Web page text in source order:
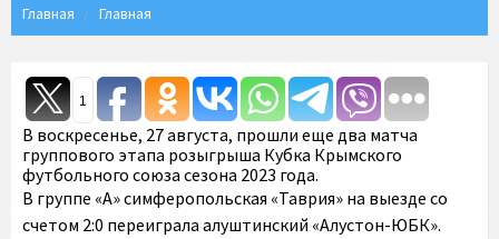
Главная Главная
1
В воскресенье, 27 августа, прошли еще два матча
группового этапа розыгрыша Кубка Крымского
футбольного союза сезона 2023 года.
В группе «А» симферопольская «Таврия» на выезде со
счетом 2:0 переиграла алуштинский «Алустон-ЮБК».